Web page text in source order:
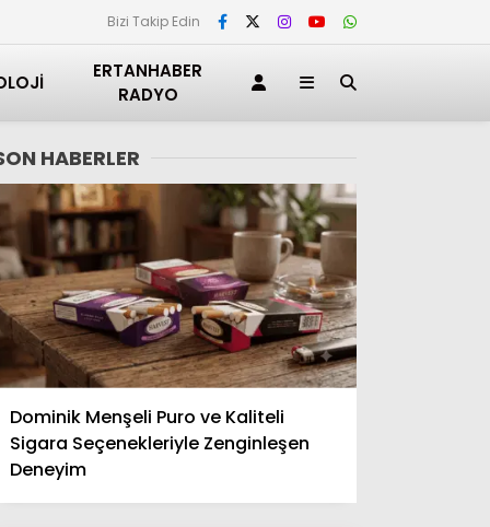
Bizi Takip Edin
ERTANHABER
RADYO
HABERLER
Dominik Menşeli Puro ve Kaliteli
Sigara Seçenekleriyle Zenginleşen
Deneyim
Adana
Adıyaman
Afyonkarahisar
Ağrı